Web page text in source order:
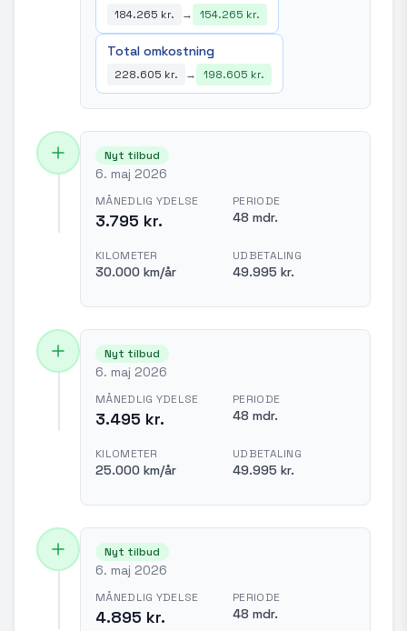
184.265 kr. → 154.265 kr.
Total omkostning
228.605 kr. → 198.605 kr.
Nyt tilbud
6. maj 2026
MÅNEDLIG YDELSE
3.795 kr.
PERIODE
48 mdr.
KILOMETER
30.000 km/år
UDBETALING
49.995 kr.
Nyt tilbud
6. maj 2026
MÅNEDLIG YDELSE
3.495 kr.
PERIODE
48 mdr.
KILOMETER
25.000 km/år
UDBETALING
49.995 kr.
Nyt tilbud
6. maj 2026
MÅNEDLIG YDELSE
4.895 kr.
PERIODE
48 mdr.